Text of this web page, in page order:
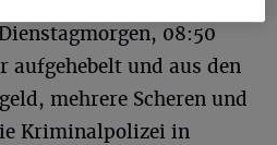
08:50
aufgehebelt und aus den
mehrere Scheren und
Kriminalpolizei in